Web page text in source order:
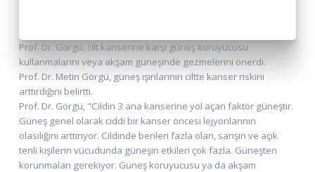
Prof. Dr. Görgü, cilt kanserine karşı güneş koruyucusu
kullanmalarını veya akşam güneşinde gezmelerini önerdi.
Prof. Dr. Metin Görgü, güneş ışınlarının ciltte kanser riskini
arttırdığını belirtti.
Prof. Dr. Görgü, "Cildin 3 ana kanserine yol açan faktör güneştir.
Güneş genel olarak ciddi bir kanser öncesi lejyonlarının
olasılığını arttırıyor. Cildinde benleri fazla olan, sarışın ve açık
tenli kişilerin vücudunda güneşin etkileri çok fazla. Güneşten
korunmaları gerekiyor. Güneş koruyucusu ya da akşam